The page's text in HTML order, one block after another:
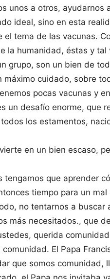
unos a otros, ayudarnos
ideal, sino en esta
el tema de las vacunas.
la humanidad, éstas y tal
grupo, son un bien de
máximo cuidado, sobre
pocas vacunas y
un desafío enorme, que
los estamentos,
en un bien escaso,
tengamos que aprender
tiempo para un
no tentarnos a
más necesitados., que
querida
El Papa
que somos comunidad,